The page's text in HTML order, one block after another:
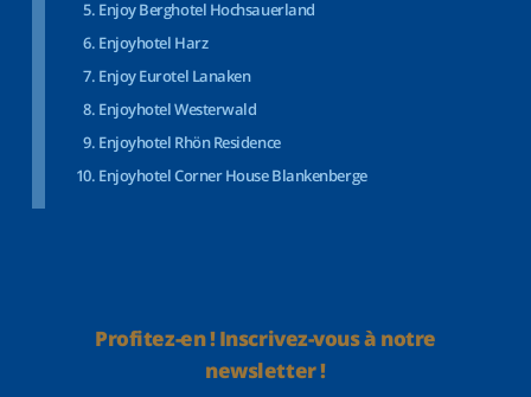
Enjoy Berghotel Hochsauerland
Enjoyhotel Harz
Enjoy Eurotel Lanaken
Enjoyhotel Westerwald
Enjoyhotel Rhön Residence
Enjoyhotel Corner House Blankenberge
Profitez-en ! Inscrivez-vous à notre
newsletter !